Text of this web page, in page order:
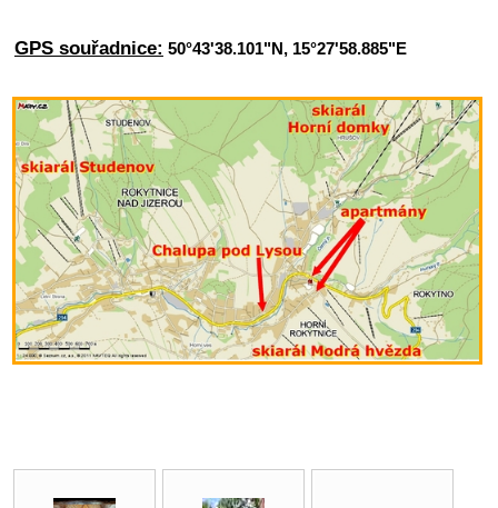
GPS souřadnice: 50°43'38.101"N, 15°27'58.885"E